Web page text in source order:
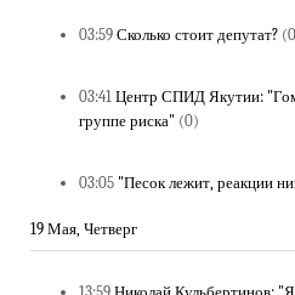
03:59 Сколько стоит депутат?
03:41 Центр СПИД Якутии:
группе риска" (0)
03:05 "Песок лежит, реакции
19 Мая, Четверг